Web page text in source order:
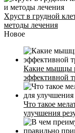
Хруст в грудной
методы лечения
Новое
Какие мышцы
эффективной
Что такое
улучшения
Стоимость